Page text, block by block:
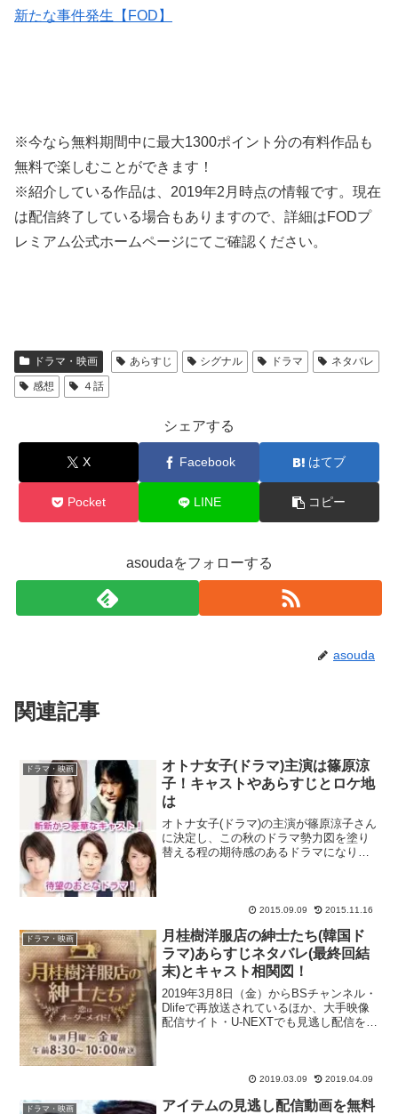
新たな事件発生【FOD】
※今なら無料期間中に最大1300ポイント分の有料作品も
無料で楽しむことができます！
※紹介している作品は、2019年2月時点の情報です。現在
は配信終了している場合もありますので、詳細はFODプ
レミアム公式ホームページにてご確認ください。
ドラマ・映画 あらすじ シグナル ドラマ
ネタバレ
感想
４話
シェアする
X Facebook はてブ
Pocket LINE コピー
asoudaをフォローする
asouda
関連記事
ドラマ・映画
オトナ女子(ドラマ)主演は篠原涼
子！キャストやあらすじとロケ地
は
オトナ女子(ドラマ)の主演が篠原涼子さん
に決定し、この秋のドラマ勢力図を塗り
替える程の期待感のあるドラマになりそ
仲』で20代前半の恋愛...
2015.09.09 2015.11.16
ドラマ・映画
月桂樹洋服店の紳士たち(韓国ド
ラマ)あらすじネタバレ(最終回結
末)とキャスト相関図！
2019年3月8日（金）からBSチャンネル・
Dlifeで再放送されているほか、大手映像
配信サイト・U-NEXTでも見逃し配信を実
2019.03.09 2019.04.09
ドラマ・映画
アイテムの見逃し配信動画を無料